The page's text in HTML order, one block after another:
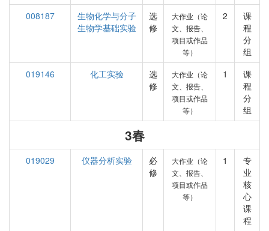
008187
生物化学与分子
生物学基础实验
选
修
大作业（论
文、报告、
项目或作品
等）
2
课
程
分
组
019146
化工实验
选
修
大作业（论
文、报告、
项目或作品
等）
1
课
程
分
组
3春
019029 仪器分析实验
必
修
大作业（论
文、报告、
项目或作品
等）
1
专
业
核
心
课
程